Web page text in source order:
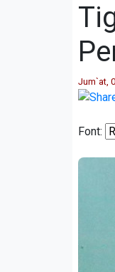
Jum`at,
Font: